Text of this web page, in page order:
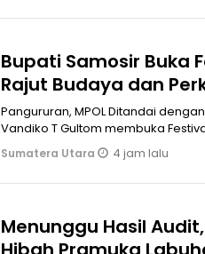
Bupati Samosir Buka
Rajut Budaya dan
Pangururan, MPOL Ditandai dengan petikan benang pada tenun ulos, Bupati Samosir
Vandiko T Gultom membuka
Sumatera Utara 4 jam lalu
Menunggu Hasil